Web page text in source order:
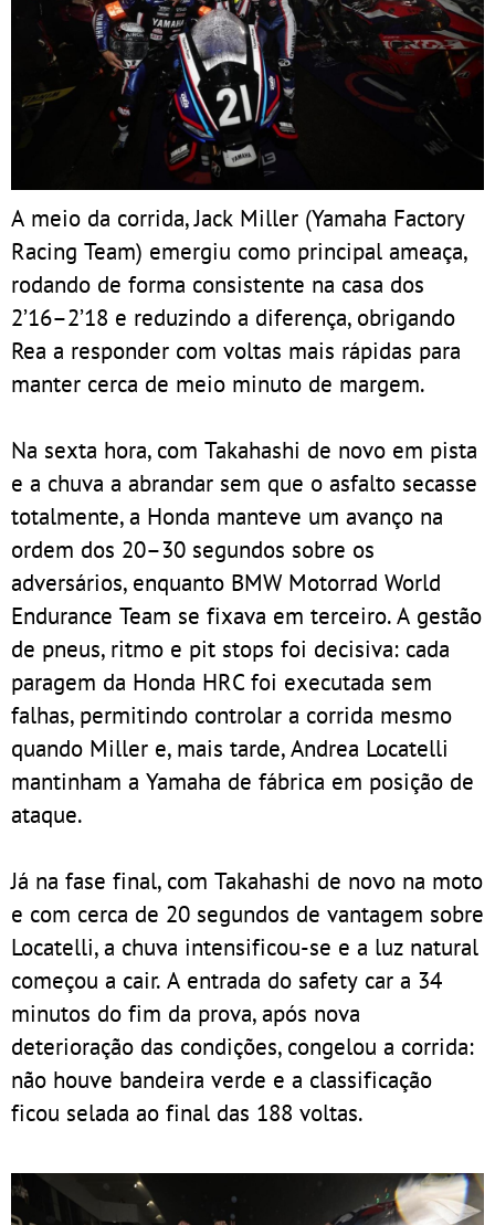
A meio da corrida, Jack Miller (Yamaha Factory
Racing Team) emergiu como principal ameaça,
rodando de forma consistente na casa dos
2’16–2’18 e reduzindo a diferença, obrigando
Rea a responder com voltas mais rápidas para
manter cerca de meio minuto de margem.
Na sexta hora, com Takahashi de novo em pista
e a chuva a abrandar sem que o asfalto secasse
totalmente, a Honda manteve um avanço na
ordem dos 20–30 segundos sobre os
adversários, enquanto BMW Motorrad World
Endurance Team se fixava em terceiro. A gestão
de pneus, ritmo e pit stops foi decisiva: cada
paragem da Honda HRC foi executada sem
falhas, permitindo controlar a corrida mesmo
quando Miller e, mais tarde, Andrea Locatelli
mantinham a Yamaha de fábrica em posição de
ataque.
Já na fase final, com Takahashi de novo na moto
e com cerca de 20 segundos de vantagem sobre
Locatelli, a chuva intensificou-se e a luz natural
começou a cair. A entrada do safety car a 34
minutos do fim da prova, após nova
deterioração das condições, congelou a corrida:
não houve bandeira verde e a classificação
ficou selada ao final das 188 voltas.